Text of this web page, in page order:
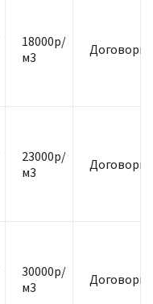
18000р/
м3
23000р/
м3
30000р/
м3